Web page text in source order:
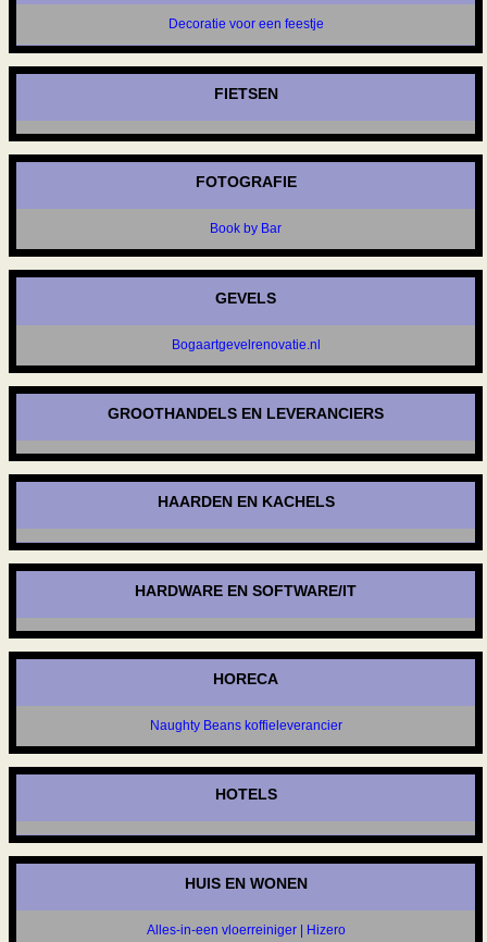
Decoratie voor een feestje
FIETSEN
FOTOGRAFIE
Book by Bar
GEVELS
Bogaartgevelrenovatie.nl
GROOTHANDELS EN LEVERANCIERS
HAARDEN EN KACHELS
HARDWARE EN SOFTWARE/IT
HORECA
Naughty Beans koffieleverancier
HOTELS
HUIS EN WONEN
Alles-in-een vloerreiniger | Hizero